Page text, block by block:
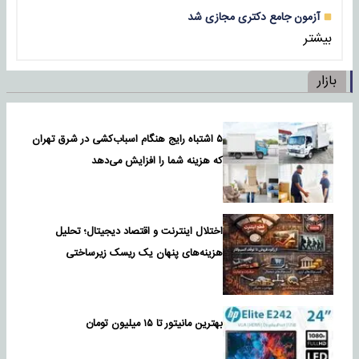
آزمون جامع دکتری مجازی شد
بیشتر
بازار
۵ اشتباه رایج هنگام اسباب‌کشی در شرق تهران
که هزینه شما را افزایش می‌دهد
اختلال اینترنت و اقتصاد دیجیتال؛ تحلیل
هزینه‌های پنهان یک ریسک زیرساختی
بهترین مانیتور تا ۱۵ میلیون تومان